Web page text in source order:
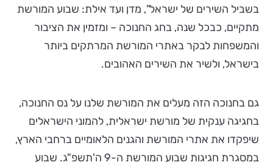
בשביל השירים של ישראל", מדן ועד אילת: שבוע המורשת
מתקיים, כבכל שנה, בחג החנוכה – ומזמין את הציבור
והמשפחות לבקר באתרי המורשת המרתקים ביותר
בישראל, ולשיר את השירים האהובים.
גם בחנוכה הזה מעלים את המורשת שלנו על נס החנוכה,
בחגיגה ענקית של מורשת ישראלית, להמוני הישראלים
שיפקדו את אתרי המורשת והגנים הלאומיים ברחבי הארץ,
במסגרת חגיגות שבוע המורשת ה-9 ה'תשפ"ג. שבוע